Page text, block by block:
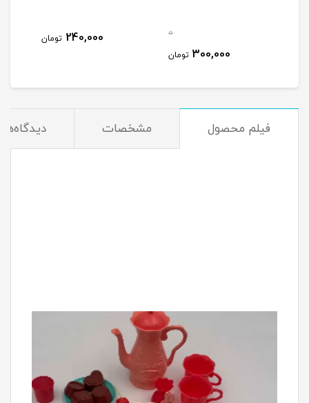
0
300,000 تومان
240,000 تومان
فیلم محصول مشخصات دیدگاه‌ها